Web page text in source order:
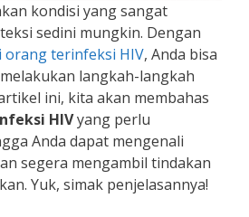
kondisi yang sangat
sedini mungkin. Dengan
orang terinfeksi HIV, Anda bisa
langkah-langkah
ini, kita akan membahas
HIVyang perlu
Anda dapat mengenali
segera mengambil tindakan
Yuk, simak penjelasannya!